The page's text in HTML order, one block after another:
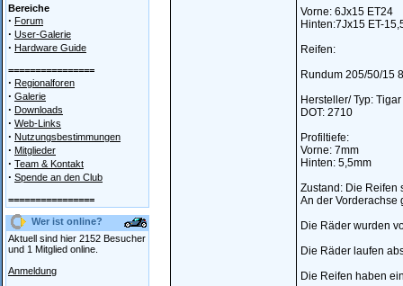
Bereiche
· Forum
· User-Galerie
· Hardware Guide
================
· Regionalforen
· Galerie
· Downloads
· Web-Links
· Nutzungsbestimmungen
· Mitglieder
· Team & Kontakt
· Spende an den Club
================
Wer ist online?
Aktuell sind hier 2152 Besucher
und 1 Mitglied online.
Anmeldung
Vorne: 6Jx15 ET24
Hinten:7Jx15 ET-
Reifen:
Rundum 205/50/15
Hersteller/ Typ:
DOT: 2710
Profiltiefe:
Vorne: 7mm
Hinten: 5,5mm
Zustand: Die Reifen
An der Vorderachse
Die Räder wurden
Die Räder laufen
Die Reifen haben